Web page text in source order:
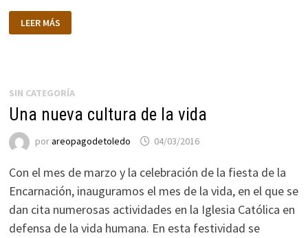
BELLEZA
DEL
LEER MÁS
SIN CATEGORÍA
Una nueva cultura de la vida
porareopagodetoledo 04/03/2016
Con el mes de marzo y la celebración de la fiesta de la
Encarnación, inauguramos el mes de la vida, en el que se
dan cita numerosas actividades en la Iglesia Católica en
defensa de la vida humana. En esta festividad se